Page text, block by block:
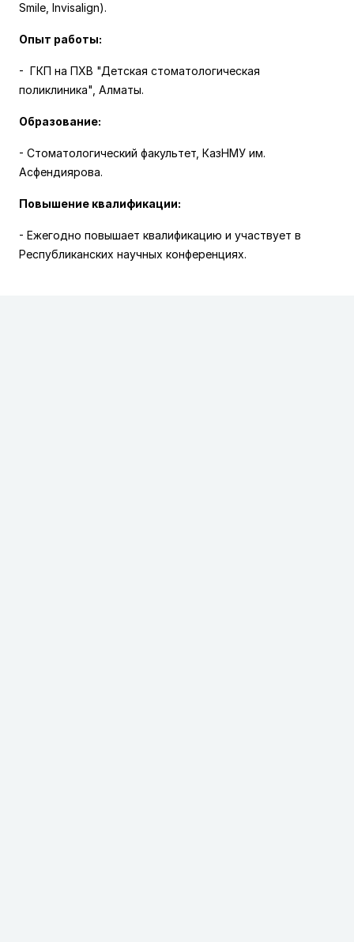
Smile, Invisalign).
Опыт работы:
- ГКП на ПХВ "Детская стоматологическая
поликлиника", Алматы.
Образование:
- Стоматологический факультет, КазНМУ им.
Асфендиярова.
Повышение квалификации:
- Ежегодно повышает квалификацию и участвует в
Республиканских научных конференциях.